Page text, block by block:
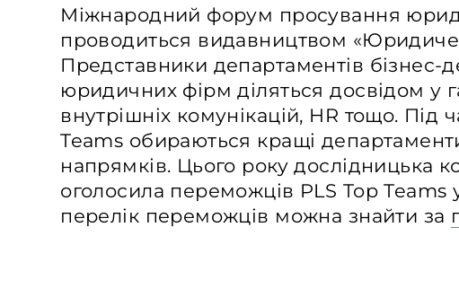
Міжнародний форум просування
проводиться видавництвом
Представники департаментів бізнес-
юридичних фірм діляться досвідом у
внутрішніх комунікацій, HR тощо. Під
Teams обираються кращі
напрямків. Цього року дослідницька
оголосила переможців PLS Top Teams
перелік переможців можна знайти за